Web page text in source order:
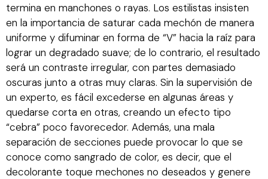
termina en manchones o rayas. Los estilistas insisten
en la importancia de saturar cada mechón de manera
uniforme y difuminar en forma de “V” hacia la raíz para
lograr un degradado suave; de lo contrario, el resultado
será un contraste irregular, con partes demasiado
oscuras junto a otras muy claras. Sin la supervisión de
un experto, es fácil excederse en algunas áreas y
quedarse corta en otras, creando un efecto tipo
“cebra” poco favorecedor. Además, una mala
separación de secciones puede provocar lo que se
conoce como sangrado de color, es decir, que el
decolorante toque mechones no deseados y genere